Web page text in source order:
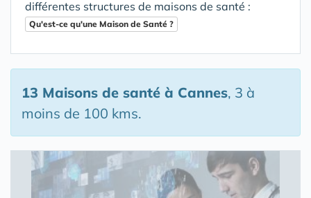
différentes structures de maisons de santé :
Qu'est-ce qu'une Maison de Santé ?
13 Maisons de santé à Cannes, 3 à
moins de 100 kms.